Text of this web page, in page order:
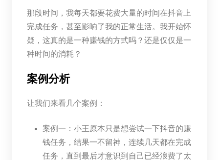
那段时间，我每天都要花费大量的时间在抖音上
完成任务，甚至影响了我的正常生活。我开始怀
疑，这真的是一种赚钱的方式吗？还是仅仅是一
种时间的消耗？
案例分析
让我们来看几个案例：
案例一：小王原本只是想尝试一下抖音的赚
钱任务，结果一不留神，连续几天都在完成
任务，直到最后才意识到自己已经浪费了太